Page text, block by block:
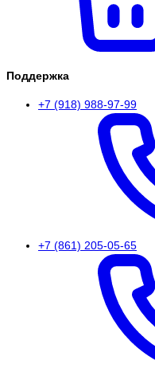
Поддержка
+7 (918) 988-97-99
+7 (861) 205-05-65